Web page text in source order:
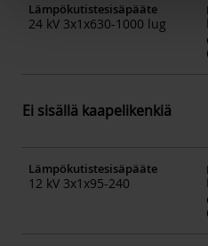
Lämpökutistesisäpääte
24 kV 3x1x630-1000 lug
Ei sisällä kaapelikenkiä
Lämpökutistesisäpääte
12 kV 3x1x95-240